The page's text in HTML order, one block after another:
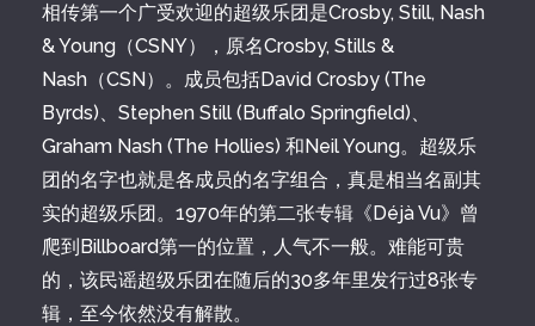
相传第一个广受欢迎的超级乐团是Crosby, Still, Nash
& Young（CSNY），原名Crosby, Stills &
Nash（CSN）。成员包括David Crosby (The
Byrds)、Stephen Still (Buffalo Springfield)、
Graham Nash (The Hollies) 和Neil Young。超级乐
团的名字也就是各成员的名字组合，真是相当名副其
实的超级乐团。1970年的第二张专辑《Déjà Vu》曾
爬到Billboard第一的位置，人气不一般。难能可贵
的，该民谣超级乐团在随后的30多年里发行过8张专
辑，至今依然没有解散。